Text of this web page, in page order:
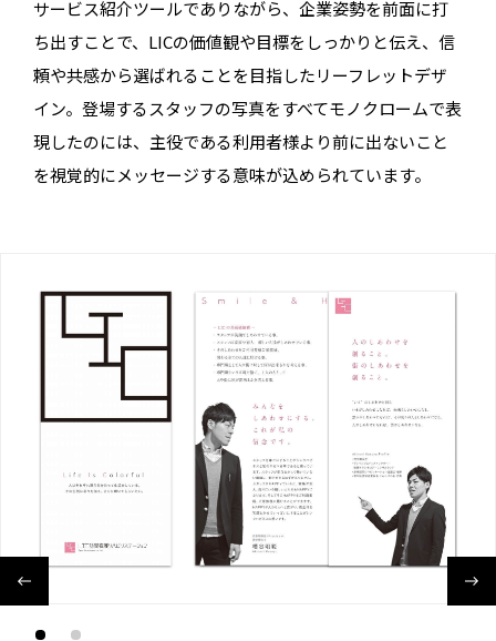
サービス紹介ツールでありながら、企業姿勢を前面に打
ち出すことで、LICの価値観や目標をしっかりと伝え、信
頼や共感から選ばれることを目指したリーフレットデザ
イン。登場するスタッフの写真をすべてモノクロームで表
現したのには、主役である利用者様より前に出ないこと
を視覚的にメッセージする意味が込められています。